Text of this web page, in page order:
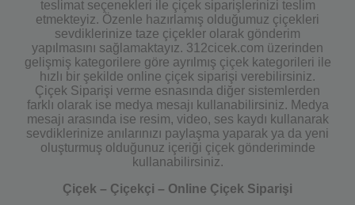
teslimat seçenekleri ile çiçek siparişlerinizi teslim
etmekteyiz. Özenle hazırlamış olduğumuz çiçekleri
sevdiklerinize taze çiçekler olarak gönderim
yapılmasını sağlamaktayız. 312cicek.com üzerinden
gelişmiş kategorilere göre ayrılmış çiçek kategorileri ile
hızlı bir şekilde online çiçek siparişi verebilirsiniz.
Çiçek Siparişi verme esnasında diğer sistemlerden
farklı olarak ise medya mesajı kullanabilirsiniz. Medya
mesajı arasında ise resim, video, ses kaydı kullanarak
sevdiklerinize anılarınızı paylaşma yaparak ya da yeni
oluşturmuş olduğunuz içeriği çiçek gönderiminde
kullanabilirsiniz.
Çiçek – Çiçekçi – Online Çiçek Siparişi